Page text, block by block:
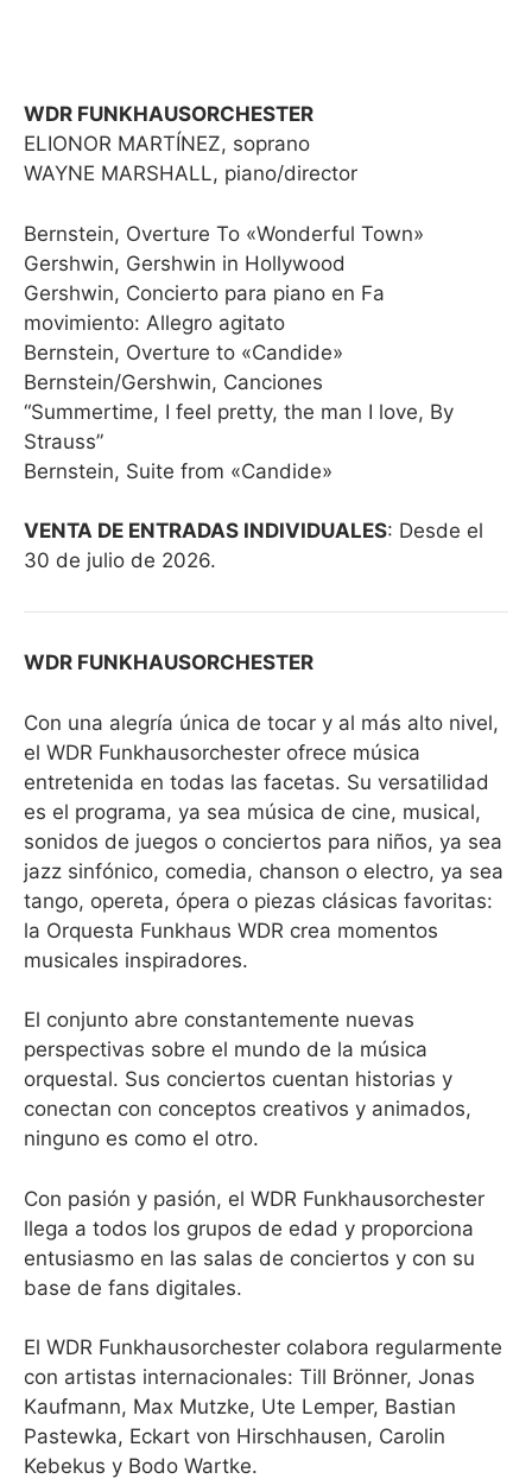
WDR FUNKHAUSORCHESTER
ELIONOR MARTÍNEZ, soprano
WAYNE MARSHALL, piano/director
Bernstein, Overture To «Wonderful Town»
Gershwin, Gershwin in Hollywood
Gershwin, Concierto para piano en Fa
movimiento: Allegro agitato
Bernstein, Overture to «Candide»
Bernstein/Gershwin, Canciones
“Summertime, I feel pretty, the man I love, By
Strauss”
Bernstein, Suite from «Candide»
VENTA DE ENTRADAS INDIVIDUALES: Desde el
30 de julio de 2026.
WDR FUNKHAUSORCHESTER
Con una alegría única de tocar y al más alto nivel,
el WDR Funkhausorchester ofrece música
entretenida en todas las facetas. Su versatilidad
es el programa, ya sea música de cine, musical,
sonidos de juegos o conciertos para niños, ya sea
jazz sinfónico, comedia, chanson o electro, ya sea
tango, opereta, ópera o piezas clásicas favoritas:
la Orquesta Funkhaus WDR crea momentos
musicales inspiradores.
El conjunto abre constantemente nuevas
perspectivas sobre el mundo de la música
orquestal. Sus conciertos cuentan historias y
conectan con conceptos creativos y animados,
ninguno es como el otro.
Con pasión y pasión, el WDR Funkhausorchester
llega a todos los grupos de edad y proporciona
entusiasmo en las salas de conciertos y con su
base de fans digitales.
El WDR Funkhausorchester colabora regularmente
con artistas internacionales: Till Brönner, Jonas
Kaufmann, Max Mutzke, Ute Lemper, Bastian
Pastewka, Eckart von Hirschhausen, Carolin
Kebekus y Bodo Wartke.